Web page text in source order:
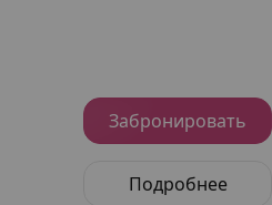
Забронировать
Подробнее